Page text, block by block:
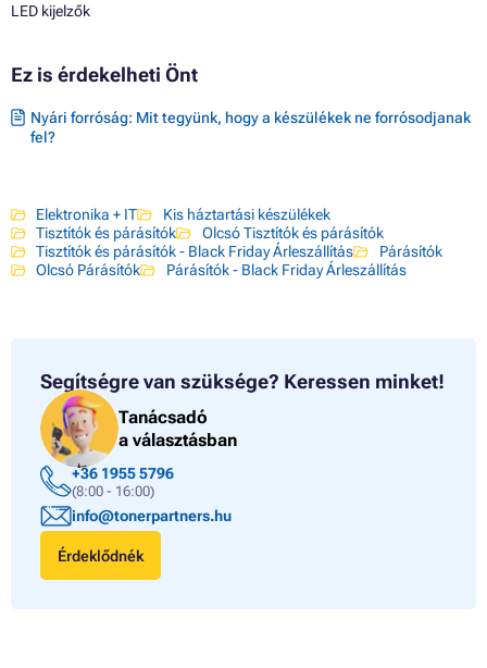
LED kijelzők
Ez is érdekelheti Önt
Nyári forróság: Mit tegyünk, hogy a készülékek ne forrósodjanak
fel?
Elektronika + IT
Kis háztartási készülékek
Tisztítók és párásítók
Olcsó Tisztítók és párásítók
Tisztítók és párásítók - Black Friday Árleszállítás
Párásítók
Olcsó Párásítók
Párásítók - Black Friday Árleszállítás
Segítségre van szüksége? Keressen minket!
Tanácsadó
a választásban
+36 1955 5796
(8:00 - 16:00)
info@tonerpartners.hu
Érdeklődnék